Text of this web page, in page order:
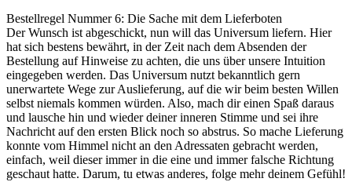
Bestellregel Nummer 6: Die Sache mit dem Lieferboten
Der Wunsch ist abgeschickt, nun will das Universum liefern. Hier
hat sich bestens bewährt, in der Zeit nach dem Absenden der
Bestellung auf Hinweise zu achten, die uns über unsere Intuition
eingegeben werden. Das Universum nutzt bekanntlich gern
unerwartete Wege zur Auslieferung, auf die wir beim besten Willen
selbst niemals kommen würden. Also, mach dir einen Spaß daraus
und lausche hin und wieder deiner inneren Stimme und sei ihre
Nachricht auf den ersten Blick noch so abstrus. So mache Lieferung
konnte vom Himmel nicht an den Adressaten gebracht werden,
einfach, weil dieser immer in die eine und immer falsche Richtung
geschaut hatte. Darum, tu etwas anderes, folge mehr deinem Gefühl!